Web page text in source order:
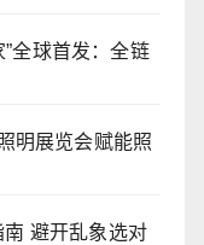
全球首发：全链
明展览会赋能照
避开乱象选对